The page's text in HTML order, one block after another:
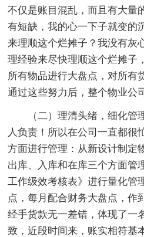
不仅是账目混乱，而且有大量
有短缺，我的心一下子就变的
来理顺这个烂摊子？我没有灰
理经验来尽快理顺这个烂摊子
所有物品进行大盘点，对所有
通过这些努力后，整个物业公
（二）理清头绪，细化
人负责！所以在公司一直都很
方面进行管理：从新设计制定
出库、入库和在库三个方面管
工作级效考核表》进行量化管
点，每月配合财务大盘点，作
经手货款无一差错，体现了一
致，近段时间来，账实相符基